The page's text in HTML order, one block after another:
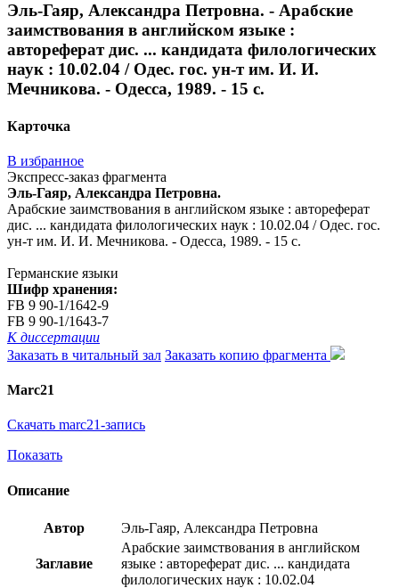
Эль-Гаяр, Александра Петровна. - Арабские
заимствования в английском языке :
автореферат дис. ... кандидата филологических
наук : 10.02.04 / Одес. гос. ун-т им. И. И.
Мечникова. - Одесса, 1989. - 15 с.
Карточка
В избранное
Экспресс-заказ фрагмента
Эль-Гаяр, Александра Петровна.
Арабские заимствования в английском языке : автореферат
дис. ... кандидата филологических наук : 10.02.04 / Одес. гос.
ун-т им. И. И. Мечникова. - Одесса, 1989. - 15 с.
Германские языки
Шифр хранения:
FB 9 90-1/1642-9
FB 9 90-1/1643-7
К диссертации
Заказать в читальный зал Заказать копию фрагмента
Marc21
Скачать marc21-запись
Показать
Описание
Автор Эль-Гаяр, Александра Петровна
Заглавие
Арабские заимствования в английском
языке : автореферат дис. ... кандидата
филологических наук : 10.02.04